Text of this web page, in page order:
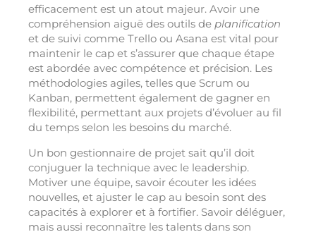
efficacement est un atout majeur. Avoir une
compréhension aiguë des outils de planification
et de suivi comme Trello ou Asana est vital pour
maintenir le cap et s’assurer que chaque étape
est abordée avec compétence et précision. Les
méthodologies agiles, telles que Scrum ou
Kanban, permettent également de gagner en
flexibilité, permettant aux projets d’évoluer au fil
du temps selon les besoins du marché.
Un bon gestionnaire de projet sait qu’il doit
conjuguer la technique avec le leadership.
Motiver une équipe, savoir écouter les idées
nouvelles, et ajuster le cap au besoin sont des
capacités à explorer et à fortifier. Savoir déléguer,
mais aussi reconnaître les talents dans son